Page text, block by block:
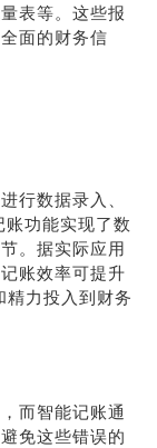
表等。这些报
面的财务信
行数据录入、
功能实现了数
。据实际应用
账效率可提升
力投入到财务
而智能记账通
免这些错误的